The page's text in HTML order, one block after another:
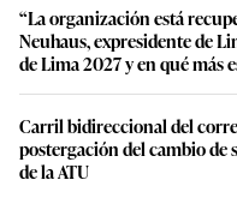
“La organización está
Neuhaus, expresidente de
de Lima 2027 y en qué más
Carril bidireccional del
postergación del cambio de
de la ATU